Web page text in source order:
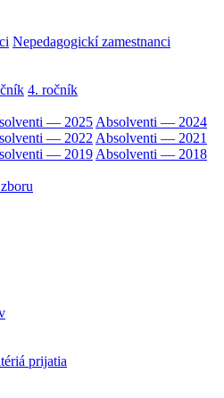
Nepedagogickí zamestnanci
4. ročník
— 2025 Absolventi — 2024
— 2022 Absolventi — 2021
— 2019 Absolventi — 2018
prijatia